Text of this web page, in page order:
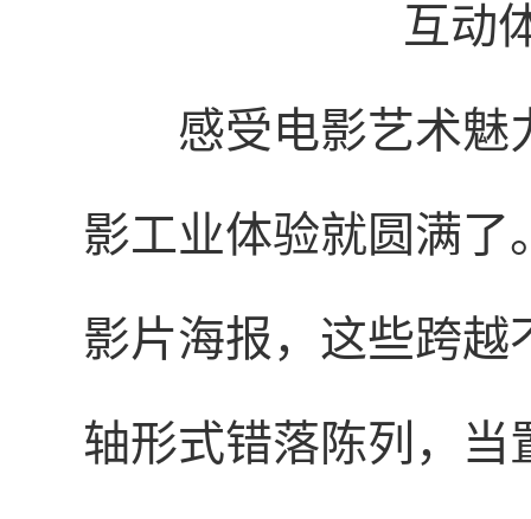
互动
感受电影艺术魅
影工业体验就圆满了
影片海报，这些跨
轴形式错落陈列，